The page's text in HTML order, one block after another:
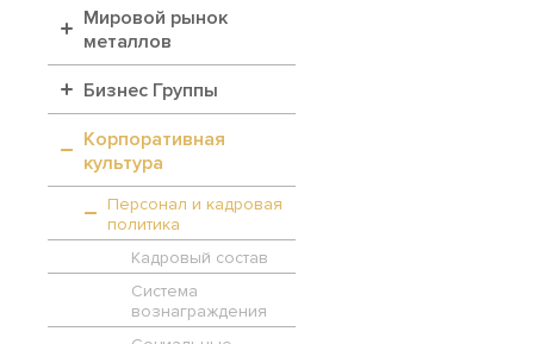
Мировой рынок
металлов
Бизнес Группы
Корпоративная
культура
Персонал и кадровая
политика
Кадровый состав
Система
вознаграждения